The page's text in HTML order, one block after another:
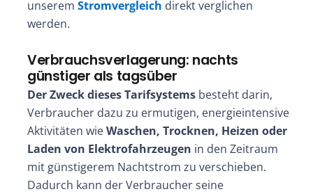
unserem Stromvergleich direkt verglichen
werden.
Verbrauchsverlagerung: nachts
günstiger als tagsüber
Der Zweck dieses Tarifsystems besteht darin,
Verbraucher dazu zu ermutigen, energieintensive
Aktivitäten wieWaschen, Trocknen, Heizen oder
Laden von Elektrofahrzeugen in den Zeitraum
mit günstigerem Nachtstrom zu verschieben.
Dadurch kann der Verbraucher seine